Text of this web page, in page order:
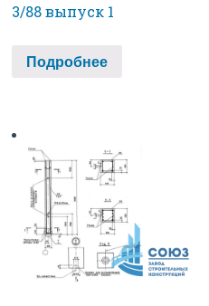
3/88 выпуск 1
Подробнее